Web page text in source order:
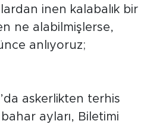
inen kalabalık bir
ne alabilmişlerse,
anlıyoruz;
askerlikten terhis
ayları, Biletimi